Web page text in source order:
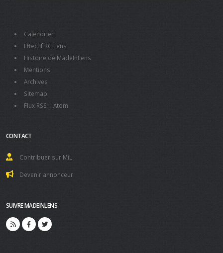
Calendrier
Effectif RC Lens
Histoire de MadeInLens
Mentions
Archives
Sitemap
Flux RSS | Atom
CONTACT
Contribuer sur MiL
Devenir annonceur
SUIVRE MADEINLENS